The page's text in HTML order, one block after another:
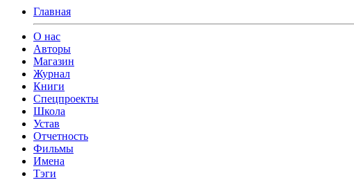
Главная
О нас
Авторы
Магазин
Журнал
Книги
Спецпроекты
Школа
Устав
Отчетность
Фильмы
Имена
Тэги